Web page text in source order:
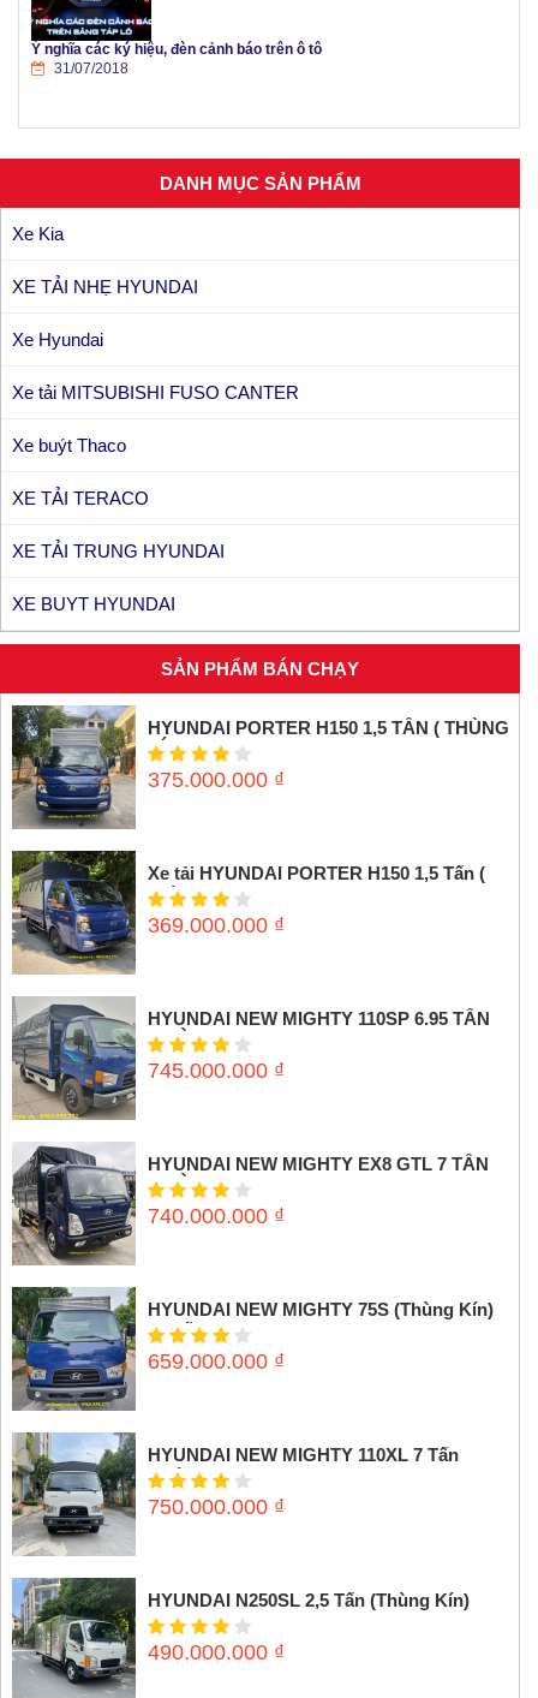
Ý nghĩa các ký hiệu, đèn cảnh báo trên ô tô
31/07/2018
DANH MỤC SẢN PHẨM
Xe Kia
XE TẢI NHẸ HYUNDAI
Xe Hyundai
Xe tải MITSUBISHI FUSO CANTER
Xe buýt Thaco
XE TẢI TERACO
XE TẢI TRUNG HYUNDAI
XE BUYT HYUNDAI
SẢN PHẨM BÁN CHẠY
HYUNDAI PORTER H150 1,5 TẤN ( THÙNG
KÍN INOX)
375.000.000 ₫
Xe tải HYUNDAI PORTER H150 1,5 Tấn (
Thùng mui bạt)
369.000.000 ₫
HYUNDAI NEW MIGHTY 110SP 6.95 TẤN
(THÙNG MUI BẠT)
745.000.000 ₫
HYUNDAI NEW MIGHTY EX8 GTL 7 TẤN
(THÙNG MUI BẠT)
740.000.000 ₫
HYUNDAI NEW MIGHTY 75S (Thùng Kín)
3,5 tấn
659.000.000 ₫
HYUNDAI NEW MIGHTY 110XL 7 Tấn
(Thùng mui bạt)
750.000.000 ₫
HYUNDAI N250SL 2,5 Tấn (Thùng Kín)
490.000.000 ₫